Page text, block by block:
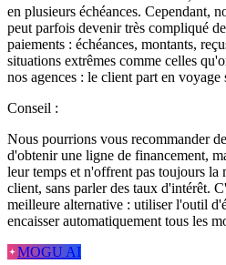
en plusieurs échéances. Cependant,
peut parfois devenir très compliqué
paiements : échéances, montants,
situations extrêmes comme celles
nos agences : le client part en
Conseil :
Nous pourrions vous recommander
d'obtenir une ligne de financement,
leur temps et n'offrent pas toujours la
client, sans parler des taux d'intérêt.
meilleure alternative : utiliser l'outil
encaisser automatiquement tous les
MOGU AI